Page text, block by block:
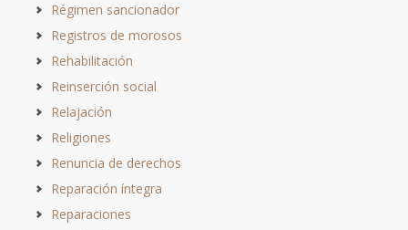
Régimen sancionador
Registros de morosos
Rehabilitación
Reinserción social
Relajación
Religiones
Renuncia de derechos
Reparación íntegra
Reparaciones